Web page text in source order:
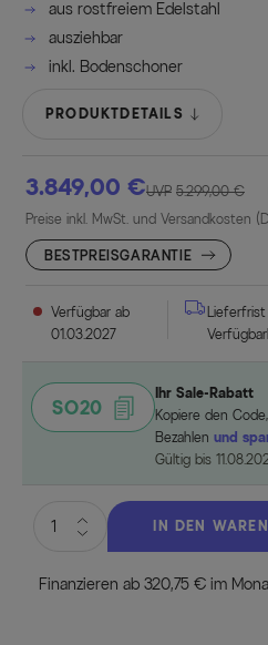
aus rostfreiem Edelstahl
ausziehbar
inkl. Bodenschoner
PRODUKTDETAILS
3.849,00 €UVP 5.299,00 €
Preise inkl. MwSt. und Versandkosten
BESTPREISGARANTIE
Verfügbar ab
01.03.2027
SO20
Ihr Sale-Rabatt
Kopiere den
Bezahlenund
Gültig bis
IN DEN
Finanzieren ab 320,75 € im